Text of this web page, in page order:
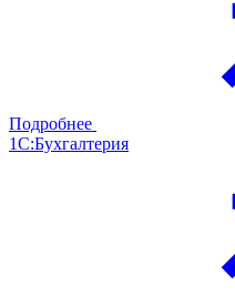
Подробнее
1С:Бухгалтерия